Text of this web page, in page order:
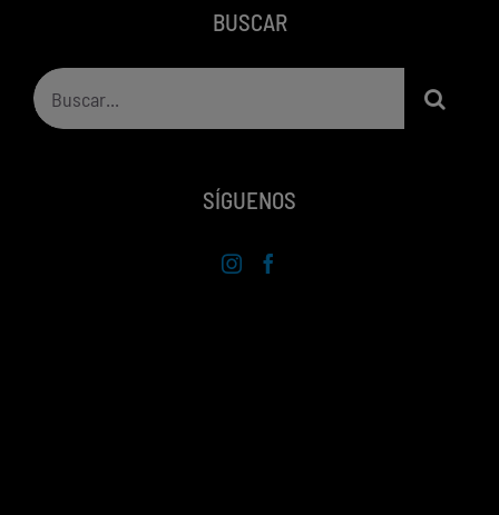
BUSCAR
Buscar:
SÍGUENOS